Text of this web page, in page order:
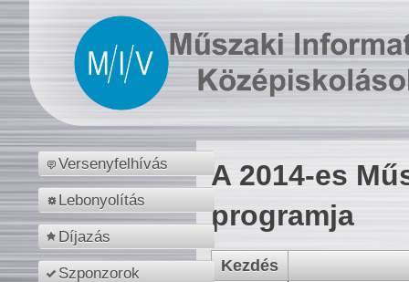
Versenyfelhívás
Lebonyolítás
Díjazás
Szponzorok
A 2014-es
programja
Kezdés